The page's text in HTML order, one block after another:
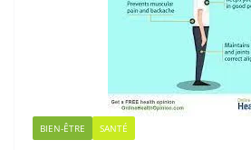
BIEN-ÊTRE SANTÉ